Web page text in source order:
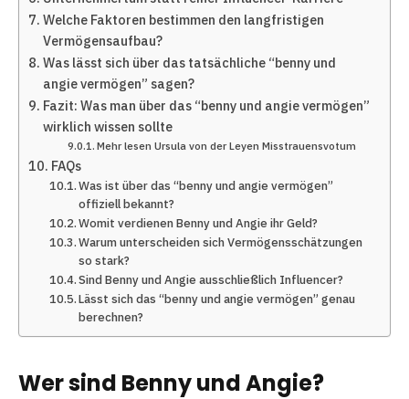
Welche Faktoren bestimmen den langfristigen
Vermögensaufbau?
Was lässt sich über das tatsächliche “benny und
angie vermögen” sagen?
Fazit: Was man über das “benny und angie vermögen”
wirklich wissen sollte
Mehr lesen Ursula von der Leyen Misstrauensvotum
FAQs
Was ist über das “benny und angie vermögen”
offiziell bekannt?
Womit verdienen Benny und Angie ihr Geld?
Warum unterscheiden sich Vermögensschätzungen
so stark?
Sind Benny und Angie ausschließlich Influencer?
Lässt sich das “benny und angie vermögen” genau
berechnen?
Wer sind Benny und Angie?